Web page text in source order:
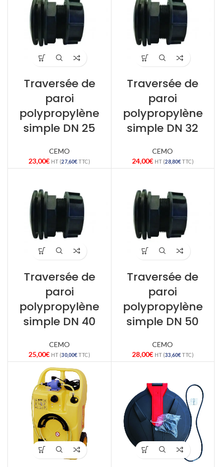
Traversée de
paroi
polypropylène
simple DN 25
CEMO
23,00€ HT (27,60€TTC)
Traversée de
paroi
polypropylène
simple DN 32
CEMO
24,00€ HT (28,80€TTC)
Traversée de
paroi
polypropylène
simple DN 40
CEMO
25,00€ HT (30,00€TTC)
Traversée de
paroi
polypropylène
simple DN 50
CEMO
28,00€ HT (33,60€TTC)